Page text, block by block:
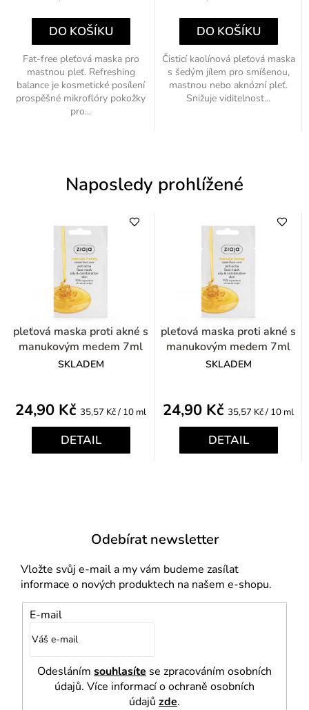
DO KOŠÍKU
Fat-free pleťová maska pro
mastnou pleť. Refreshing
balance je kosmetické posílení
prospěšné mikroflóry pokožky
pro...
DO KOŠÍKU
Čisticí kaolínová pleťová maska
s šedým jílem pro smíšenou,
mastnou nebo aknózní pleť.
Snižuje viditelnost...
Naposledy prohlížené
pleťová maska proti akné s
manukovým medem 7ml
SKLADEM
24,90 Kč Měrná
cena:
35,57 Kč / 10 ml
DETAIL
pleťová maska proti akné s
manukovým medem 7ml
SKLADEM
24,90 Kč Měrná
cena:
35,57 Kč / 10 ml
DETAIL
Odebírat newsletter
Vložte svůj e-mail a my vám budeme zasílat
informace o nových produktech na našem e-shopu.
E-mail
Odesláním souhlasíte se zpracováním osobních
údajů. Více informací o ochraně osobních
údajů zde.